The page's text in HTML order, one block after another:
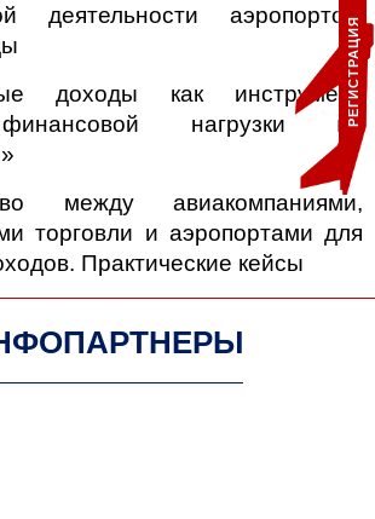
РЕГИСТРАЦИЯ
деятельности аэропортов.
доходы как инструмент
нагрузки на
между авиакомпаниями,
торговли и аэропортами для
Практические кейсы